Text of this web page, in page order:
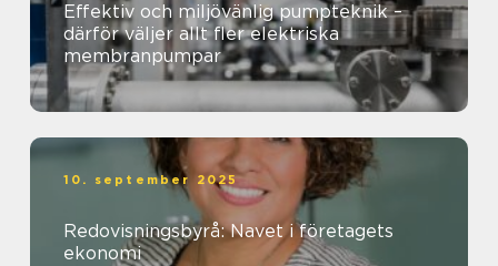
Effektiv och miljövänlig pumpteknik –
därför väljer allt fler elektriska
membranpumpar
10. september 2025
Redovisningsbyrå: Navet i företagets
ekonomi